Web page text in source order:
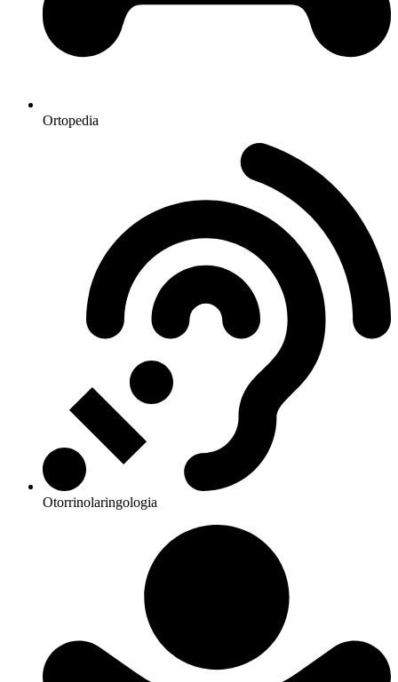
Ortopedia
Otorrinolaringologia